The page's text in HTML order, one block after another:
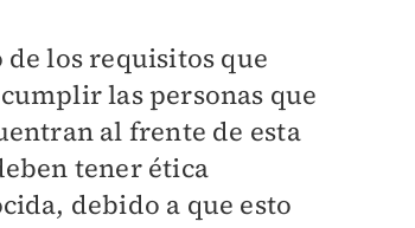
de los requisitos que
las personas que
al frente de esta
tener ética
debido a que esto